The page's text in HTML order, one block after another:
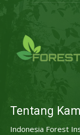
Tentang
Indonesia Forest